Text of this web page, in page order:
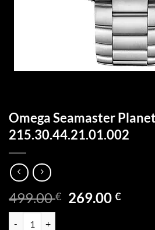
Omega Seamaster
215.30.44.21.01.002
499.00€ Ursprünglicher
269.00€